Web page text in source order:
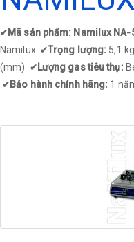
✔Mã sản phẩm: Namilux NA-
Namilux ✔Trọng lượng: 5,1 kg
(mm) ✔Lượng gas tiêu thụ:
✔Bảo hành chính hãng: 1